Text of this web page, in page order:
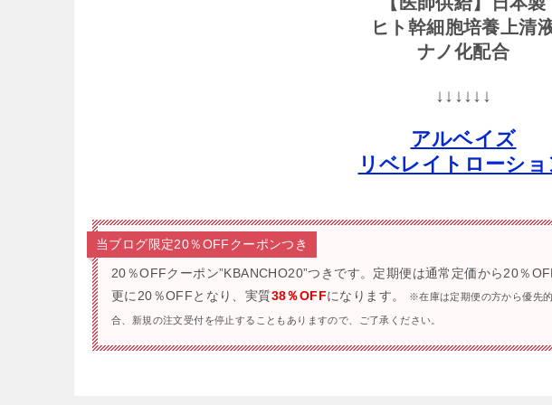
ヒト幹細胞培養上清
ナノ化配合
↓↓↓↓↓↓
アルベイズ
リベレイトローショ
当ブログ限定20％OFFクーポンつき
20％OFFクーポン”KBANCHO20”つきです。 定期便は通常定価から20％
更に20％OFFとなり、実質38％OFFになります。 ※在庫は定期便の方から優先
合、新規の注文受付を停止することもありますので、ご了承ください。